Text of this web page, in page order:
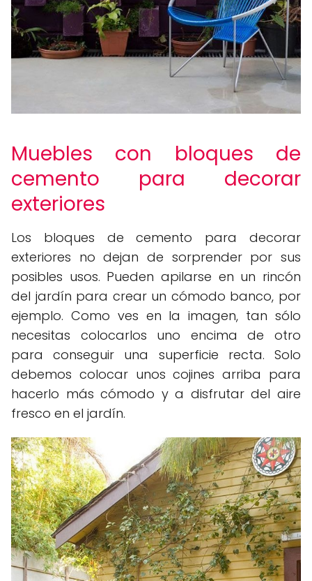
Muebles con bloques de
cemento para decorar
exteriores
Los bloques de cemento para decorar
exteriores no dejan de sorprender por sus
posibles usos. Pueden apilarse en un rincón
del jardín para crear un cómodo banco, por
ejemplo. Como ves en la imagen, tan sólo
necesitas colocarlos uno encima de otro
para conseguir una superficie recta. Solo
debemos colocar unos cojines arriba para
hacerlo más cómodo y a disfrutar del aire
fresco en el jardín.